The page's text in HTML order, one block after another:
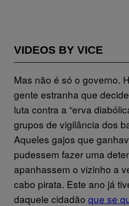
VIDEOS BY VICE
Mas não é só o governo.
gente estranha que
luta contra a “erva
grupos de vigilância dos
Aqueles gajos que
pudessem fazer uma
apanhassem o vizinho a
cabo pirata. Este ano já
daquele cidadão que se